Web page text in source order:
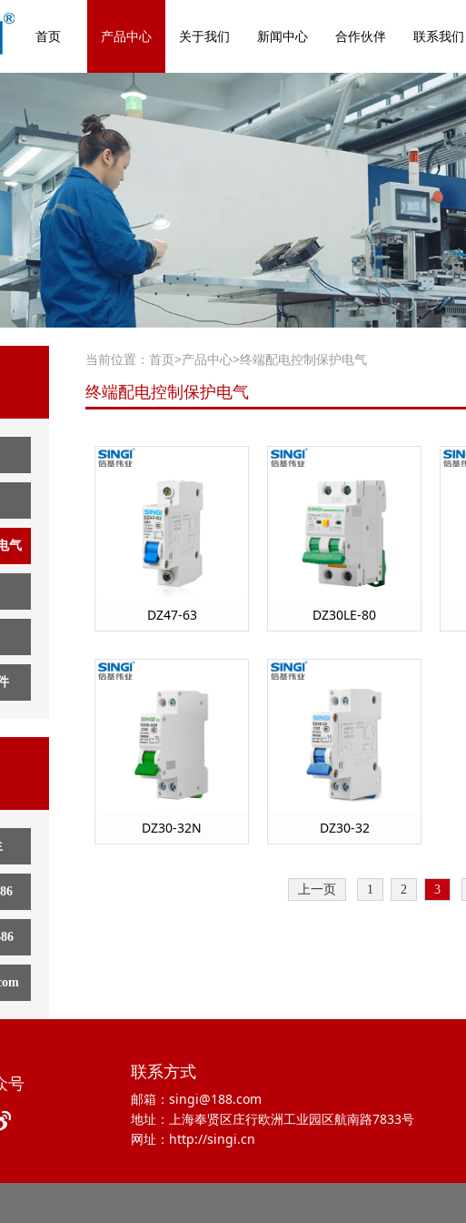
首页 产品中心 关于我们 新闻中心 合作伙伴 联系我们
气
当前位置： 首页>产品中心>终端配电控制保护电气
终端配电控制保护电气
DZ47-63 DZ30LE-80
DZ30-32N DZ30-32
上一页 1 2 3
号
联系方式
邮箱：singi@188.com
地址：上海奉贤区庄行欧洲工业园区航南路7833号
网址：http://singi.cn